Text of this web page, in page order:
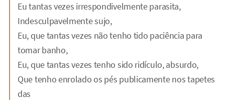
Eu tantas vezes irrespondivelmente parasita,
Indesculpavelmente sujo,
Eu, que tantas vezes não tenho tido paciência para
tomar banho,
Eu, que tantas vezes tenho sido ridículo, absurdo,
Que tenho enrolado os pés publicamente nos tapetes
das